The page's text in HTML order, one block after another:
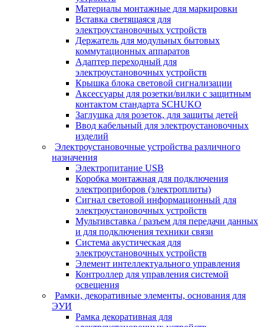
Материалы монтажные для маркировки
Вставка светящаяся для
электроустановочных устройств
Держатель для модульных бытовых
коммутационных аппаратов
Адаптер переходный для
электроустановочных устройств
Крышка блока световой сигнализации
Аксессуары для розетки/вилки с защитным
контактом стандарта SCHUKO
Заглушка для розеток, для защиты детей
Ввод кабельный для электроустановочных
изделий
Электроустановочные устройства различного
назначения
Электропитание USB
Коробка монтажная для подключения
электроприборов (электроплиты)
Сигнал световой информационный для
электроустановочных устройств
Мультивставка / разъем для передачи данных
и для подключения техники связи
Система акустическая для
электроустановочных устройств
Элемент интеллектуального управления
Контроллер для управления системой
освещения
Рамки, декоративные элементы, основания для
ЭУИ
Рамка декоративная для